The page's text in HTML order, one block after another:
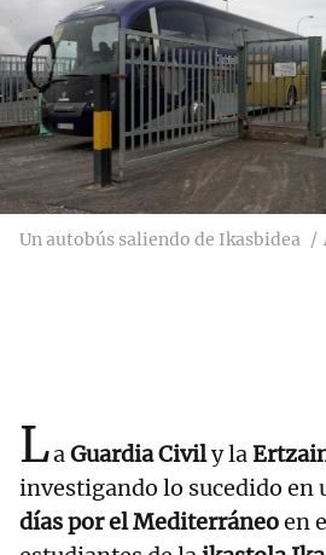
Un autobús saliendo de Ikasbidea
LaGuardia Civily la
investigando lo sucedido en
días por el Mediterráneoen